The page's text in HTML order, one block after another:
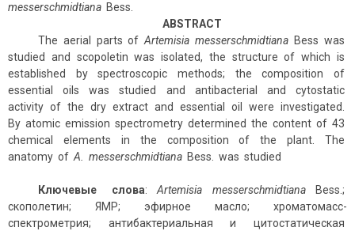
messerschmidtiana Bess.
ABSTRACT
The aerial parts ofArtemisia messerschmidtiana Bess was
studied and scopoletin was isolated, the structure of which is
established by spectroscopic methods; the composition of
essential oils was studied and antibacterial and cytostatic
activity of the dry extract and essential oil were investigated.
By atomic emission spectrometry determined the content of 43
chemical elements in the composition of the plant. The
anatomy of A. messerschmidtiana Bess. was studied
Ключевые слова:Artemisia messerschmidtiana
Bess.;
скополетин; ЯМР; эфирное масло; хроматомасс-
спектрометрия; антибактериальная и цитостатическая